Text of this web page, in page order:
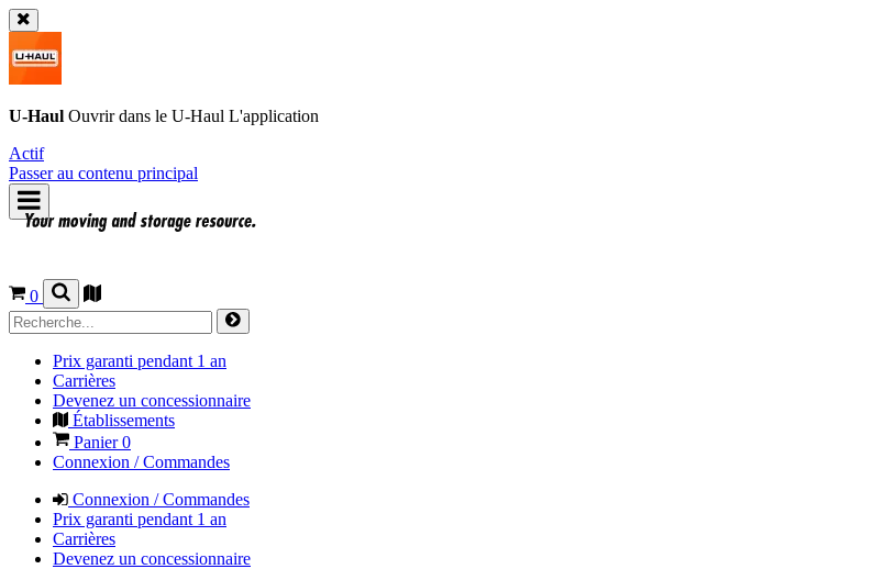
U-Haul Ouvrir dans le U-Haul L'application
Actif
Passer au contenu principal
0
Prix garanti pendant 1 an
Carrières
Devenez un concessionnaire
Établissements
Panier0
Connexion / Commandes
Connexion / Commandes
Prix garanti pendant 1 an
Carrières
Devenez un concessionnaire